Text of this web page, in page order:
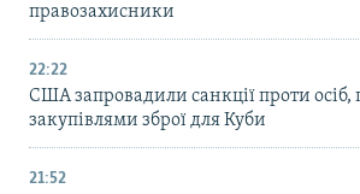
правозахисники
22:22
США запровадили санкції проти осіб,
закупівлями зброї для Куби
21:52